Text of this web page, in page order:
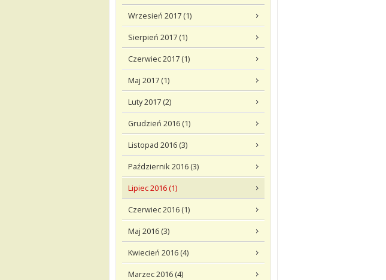
Wrzesień 2017 (1)
Sierpień 2017 (1)
Czerwiec 2017 (1)
Maj 2017 (1)
Luty 2017 (2)
Grudzień 2016 (1)
Listopad 2016 (3)
Październik 2016 (3)
Lipiec 2016 (1)
Czerwiec 2016 (1)
Maj 2016 (3)
Kwiecień 2016 (4)
Marzec 2016 (4)